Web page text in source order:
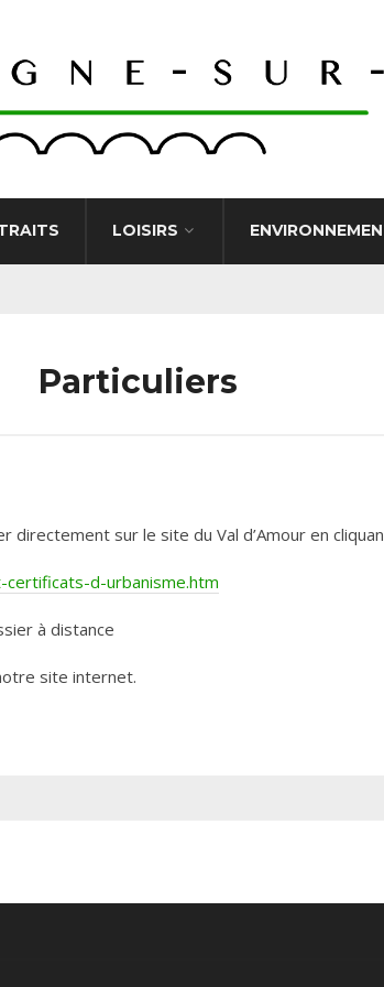
LOISIRS
Particuliers
sur le site du Val d’Amour en
d-urbanisme.htm
à distance
site internet.